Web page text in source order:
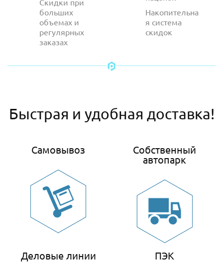
Скидки при
больших
объемах и
регулярных
заказах
Накопительна
я система
скидок
Быстрая и удобная доставка!
Самовывоз
Собственный
автопарк
Деловые линии ПЭК